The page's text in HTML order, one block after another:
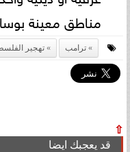
مناطق معينة
ترامب تهجير
⇧
قد يعجبك ايضا